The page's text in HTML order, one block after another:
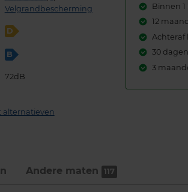
Velgrandbescherming
D
B
72dB
alternatieven
Binnen
12
Achteraf
30
3
Andere maten 117